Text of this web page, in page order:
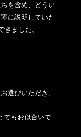
を含め、どうい
に説明していた
ました。
選びいただき、
てもお似合いで